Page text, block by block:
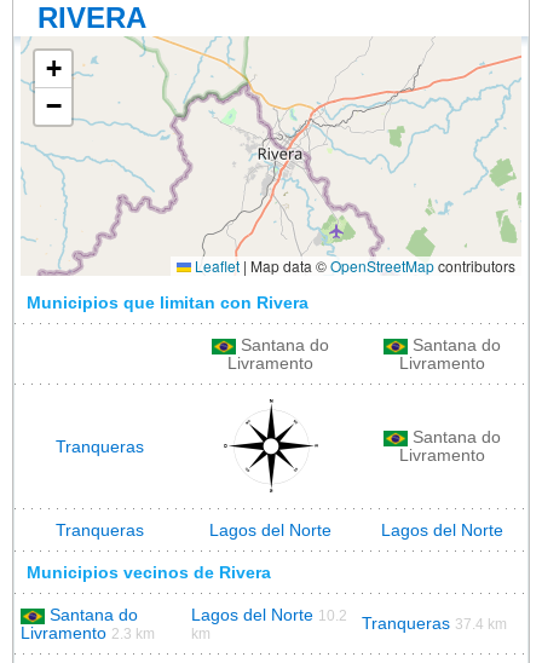
RIVERA
+
−
Leaflet | Map data ©OpenStreetMapcontributors
Municipios que limitan con Rivera
Santana do
Livramento
Santana do
Livramento
Tranqueras
Santana do
Livramento
Tranqueras Lagos del Norte Lagos del Norte
Municipios vecinos de Rivera
Santana do
Livramento 2.3 km
Lagos del Norte 10.2
km
Tranqueras 37.4 km